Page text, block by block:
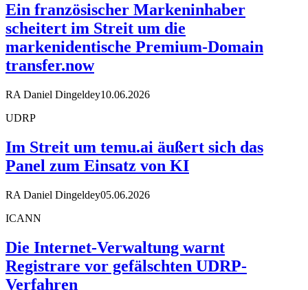
Ein französischer Markeninhaber
scheitert im Streit um die
markenidentische Premium-Domain
transfer.now
RA Daniel Dingeldey10.06.2026
UDRP
Im Streit um temu.ai äußert sich das
Panel zum Einsatz von KI
RA Daniel Dingeldey05.06.2026
ICANN
Die Internet-Verwaltung warnt
Registrare vor gefälschten UDRP-
Verfahren